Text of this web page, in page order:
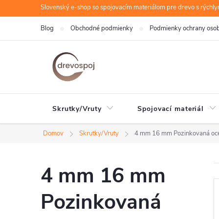
na
Slovenský e-shop so spojovacím materiálom pre drevo s
Blog Obchodné podmienky Podmienky ochrany
Skrutky/Vruty Spojovací materiál
Domov Skrutky/Vruty 4 mm 16 mm Pozinkovaná
4 mm 16 mm
Pozinkovaná